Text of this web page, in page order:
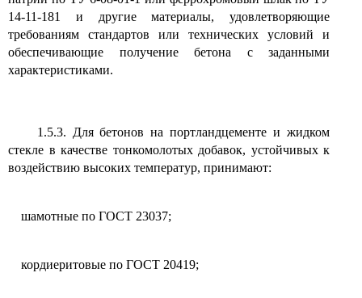
14-11-181 и другие материалы, удовлетворяющие
требованиям стандартов или технических условий и
обеспечивающие получение бетона с заданными
характеристиками.
1.5.3. Для бетонов на портландцементе и жидком
стекле в качестве тонкомолотых добавок, устойчивых к
воздействию высоких температур, принимают:
шамотные по ГОСТ 23037;
кордиеритовые по ГОСТ 20419;